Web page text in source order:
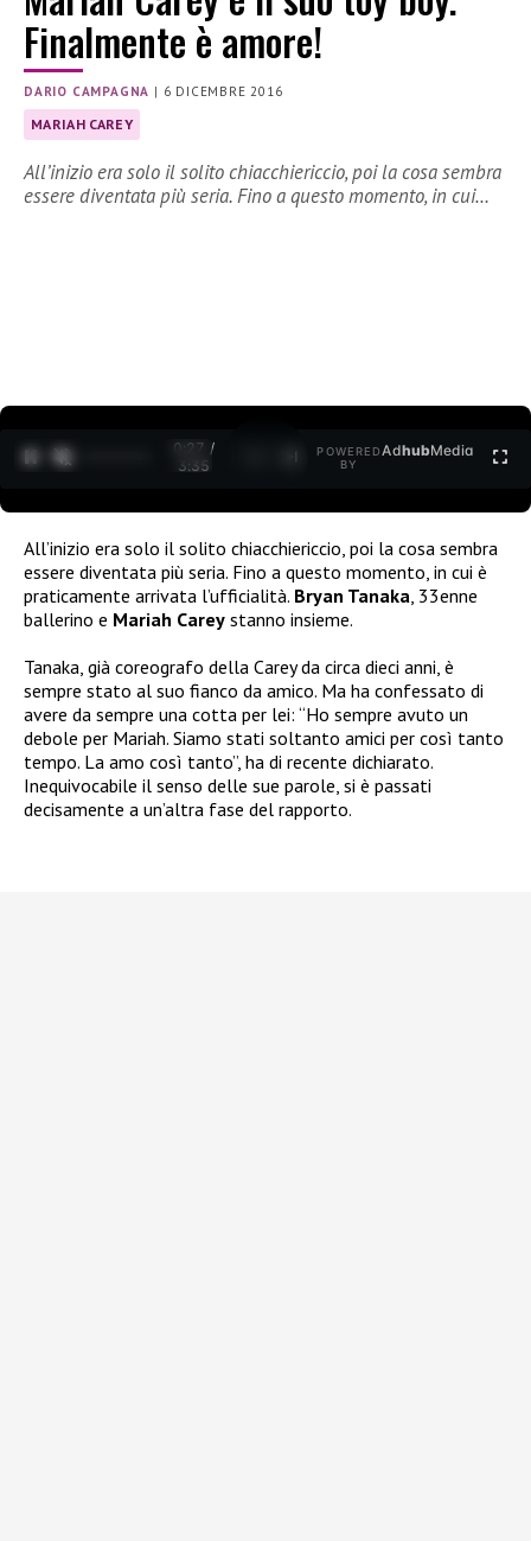
Finalmente è amore!
DARIO CAMPAGNA | 6 DICEMBRE 2016
MARIAH CAREY
All’inizio era solo il solito chiacchiericcio, poi la cosa sembra
essere diventata più seria. Fino a questo momento, in cui…
0:27 /
3:35
POWERED
BY
AdhubMedia
All’inizio era solo il solito chiacchiericcio, poi la cosa sembra
essere diventata più seria. Fino a questo momento, in cui è
praticamente arrivata l’ufficialità. Bryan Tanaka , 33enne
ballerino e Mariah Carey stanno insieme.
Tanaka, già coreografo della Carey da circa dieci anni, è
sempre stato al suo fianco da amico. Ma ha confessato di
avere da sempre una cotta per lei: “Ho sempre avuto un
debole per Mariah. Siamo stati soltanto amici per così tanto
tempo. La amo così tanto”, ha di recente dichiarato.
Inequivocabile il senso delle sue parole, si è passati
decisamente a un’altra fase del rapporto.